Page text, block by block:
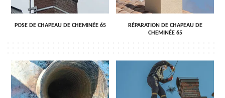
POSE DE CHAPEAU DE CHEMINÉE 65
RÉPARATION DE CHAPEAU DE
CHEMINÉE 65